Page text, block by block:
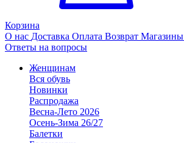
Корзина
О нас Доставка Оплата Возврат Магазины
Ответы на вопросы
Женщинам
Вся обувь
Новинки
Распродажа
Весна-Лето 2026
Осень-Зима 26/27
Балетки